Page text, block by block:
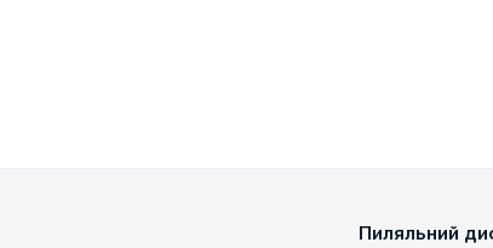
Пиляльний